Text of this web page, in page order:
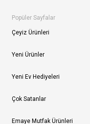
Popüler Sayfalar
Çeyiz Ürünleri
Yeni Ürünler
Yeni Ev Hediyeleri
Çok Satanlar
Emaye Mutfak Ürünleri